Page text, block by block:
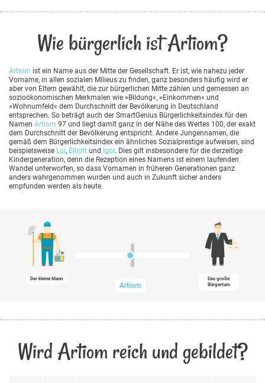
Wie bürgerlich ist Artiom?
Artiom ist ein Name aus der Mitte der Gesellschaft. Er ist, wie nahezu jeder
Vorname, in allen sozialen Milieus zu finden, ganz besonders häufig wird er
aber von Eltern gewählt, die zur bürgerlichen Mitte zählen und gemessen an
sozioökonomischen Merkmalen wie »Bildung«, »Einkommen« und
»Wohnumfeld« dem Durchschnitt der Bevölkerung in Deutschland
entsprechen. So beträgt auch der SmartGenius Bürgerlichkeitsindex für den
Namen Artiom 97 und liegt damit ganz in der Nähe des Wertes 100, der exakt
dem Durchschnitt der Bevölkerung entspricht. Andere Jungennamen, die
gemäß dem Bürgerlichkeitsindex ein ähnliches Sozialprestige aufweisen, sind
beispielsweise Lui, Elliott und Igor. Dies gilt insbesondere für die derzeitige
Kindergeneration, denn die Rezeption eines Namens ist einem laufenden
Wandel unterworfen, so dass Vornamen in früheren Generationen ganz
anders wahrgenommen wurden und auch in Zukunft sicher anders
empfunden werden als heute.
Der kleine Mann
Artiom
Das große
Bürgertum
Wird Artiom reich und gebildet?